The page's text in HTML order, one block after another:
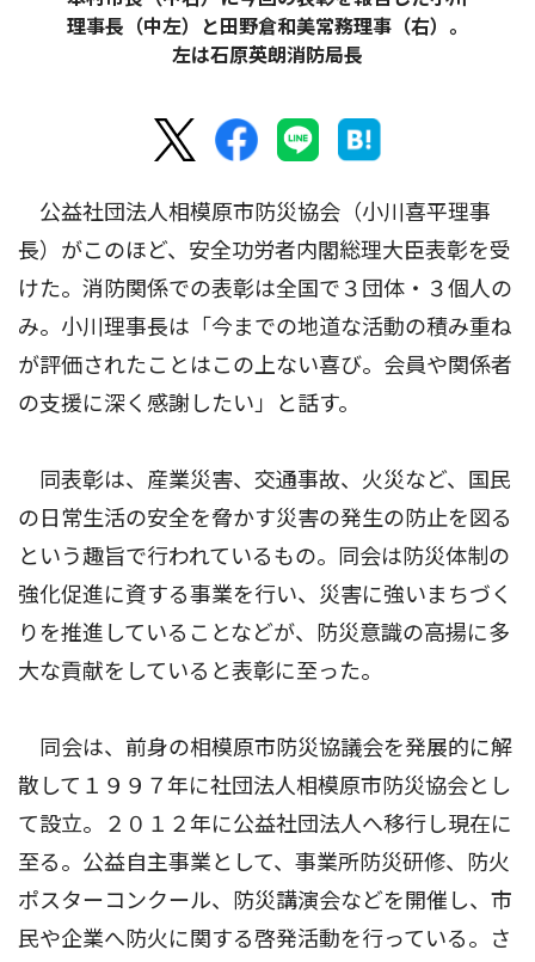
理事長（中左）と田野倉和美常務理事（右）。
左は石原英朗消防局長
公益社団法人相模原市防災協会（小川喜平理事
長）がこのほど、安全功労者内閣総理大臣表彰を受
けた。消防関係での表彰は全国で３団体・３個人の
み。小川理事長は「今までの地道な活動の積み重ね
が評価されたことはこの上ない喜び。会員や関係者
の支援に深く感謝したい」と話す。
同表彰は、産業災害、交通事故、火災など、国民
の日常生活の安全を脅かす災害の発生の防止を図る
という趣旨で行われているもの。同会は防災体制の
強化促進に資する事業を行い、災害に強いまちづく
りを推進していることなどが、防災意識の高揚に多
大な貢献をしていると表彰に至った。
同会は、前身の相模原市防災協議会を発展的に解
散して１９９７年に社団法人相模原市防災協会とし
て設立。２０１２年に公益社団法人へ移行し現在に
至る。公益自主事業として、事業所防災研修、防火
ポスターコンクール、防災講演会などを開催し、市
民や企業へ防火に関する啓発活動を行っている。さ